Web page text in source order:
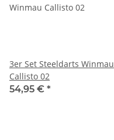
3er Set Steeldarts Winmau
Callisto 02
54,95 € *